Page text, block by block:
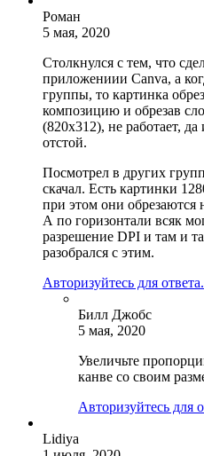
Роман
5 мая, 2020
Столкнулся с тем, что
приложениии Canva, а
группы, то картинка
композицию и обрезав
(820х312), не работает,
отстой.
Посмотрел в других
скачал. Есть картинки
при этом они обрезаются
А по горизонтали всяк
разрешение DPI и там и
разобрался с этим.
Авторизуйтесь для ответа.
Билл Джобс
5 мая, 2020
Увеличьте
канве со своим
Авторизуйтесь для
Lidiya